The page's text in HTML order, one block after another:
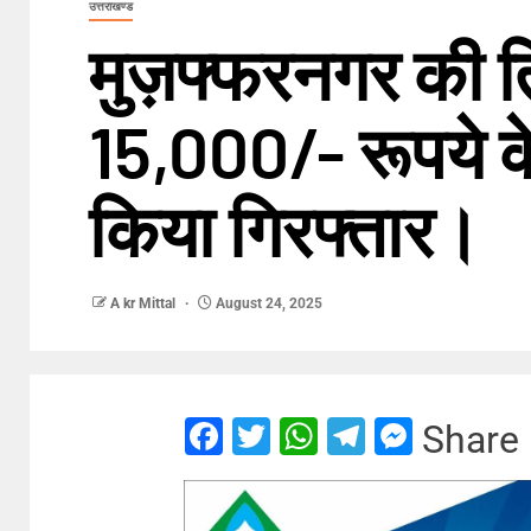
उत्तराखण्ड
मुज़फ्फरनगर की
15,000/- रूपये के
किया गिरफ्तार।
A kr Mittal August 24, 2025
Facebook
Twitter
WhatsApp
Telegram
Share